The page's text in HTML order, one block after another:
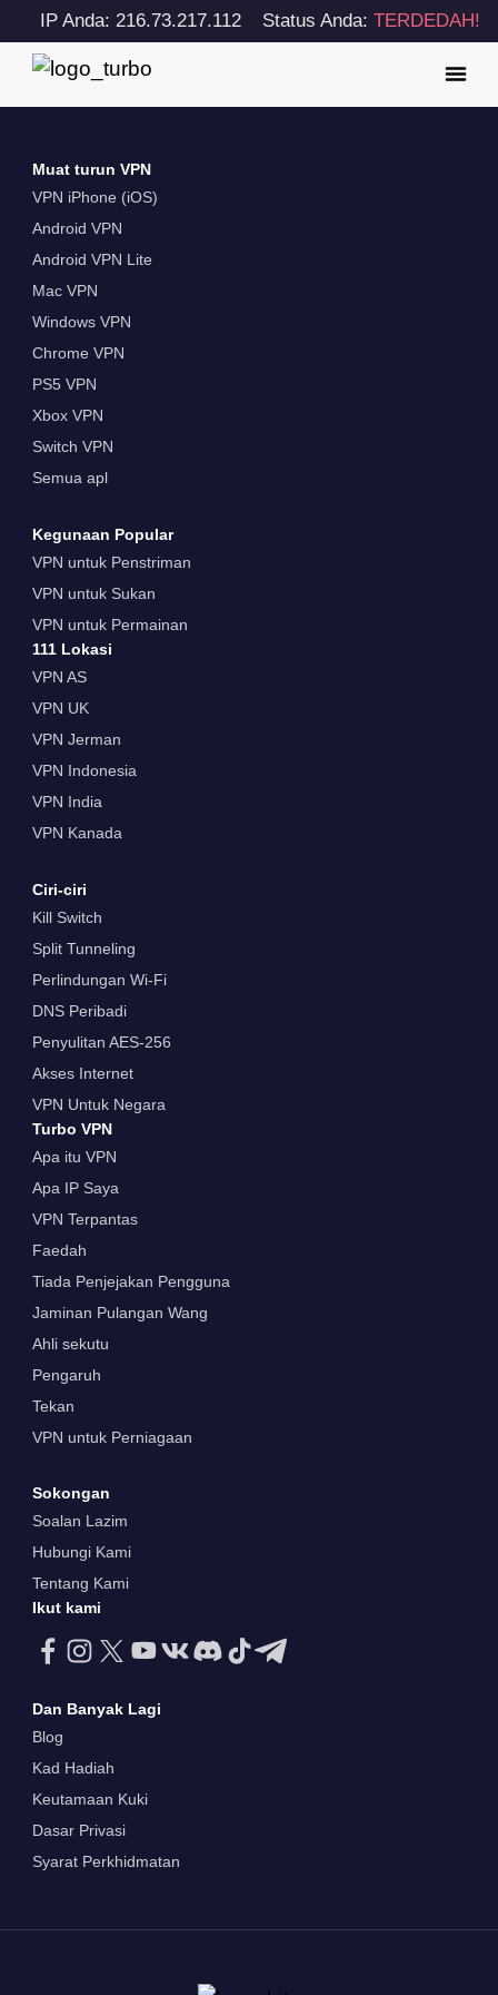
IP Anda: 216.73.217.112 Status Anda: TERDEDAH!
Muat turun VPN
VPN iPhone (iOS)
Android VPN
Android VPN Lite
Mac VPN
Windows VPN
Chrome VPN
PS5 VPN
Xbox VPN
Switch VPN
Semua apl
Kegunaan Popular
VPN untuk Penstriman
VPN untuk Sukan
VPN untuk Permainan
111 Lokasi
VPN AS
VPN UK
VPN Jerman
VPN Indonesia
VPN India
VPN Kanada
Ciri-ciri
Kill Switch
Split Tunneling
Perlindungan Wi-Fi
DNS Peribadi
Penyulitan AES-256
Akses Internet
VPN Untuk Negara
Turbo VPN
Apa itu VPN
Apa IP Saya
VPN Terpantas
Faedah
Tiada Penjejakan Pengguna
Jaminan Pulangan Wang
Ahli sekutu
Pengaruh
Tekan
VPN untuk Perniagaan
Sokongan
Soalan Lazim
Hubungi Kami
Tentang Kami
Ikut kami
Dan Banyak Lagi
Blog
Kad Hadiah
Keutamaan Kuki
Dasar Privasi
Syarat Perkhidmatan